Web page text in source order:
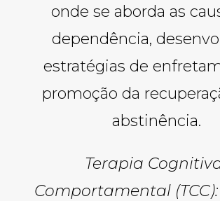
onde se aborda as
dependência,
estratégias de
promoção da
abstinência.
Terapia
Comportamental (TCC):